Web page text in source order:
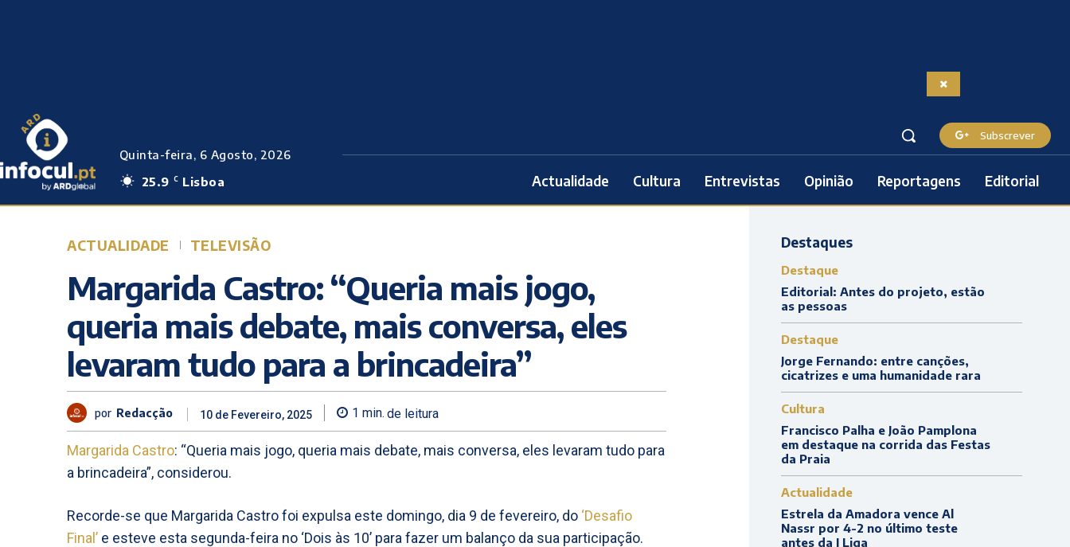
Quinta-feira, 6 Agosto, 2026
25.9 C Lisboa
Subscrever
Actualidade Cultura Entrevistas Opinião Reportagens Editorial
ACTUALIDADE TELEVISÃO
Margarida Castro: “Queria mais jogo,
queria mais debate, mais conversa, eles
levaram tudo para a brincadeira”
por Redacção 10 de Fevereiro, 2025 1 min. de leitura
Margarida Castro: “Queria mais jogo, queria mais debate, mais conversa, eles levaram tudo para
a brincadeira”, considerou.
Recorde-se que Margarida Castro foi expulsa este domingo, dia 9 de fevereiro, do ‘Desafio
Final’ e esteve esta segunda-feira no ‘Dois às 10’ para fazer um balanço da sua participação.
Destaques
Destaque
Editorial: Antes do projeto, estão
as pessoas
Destaque
Jorge Fernando: entre canções,
cicatrizes e uma humanidade rara
Cultura
Francisco Palha e João Pamplona
em destaque na corrida das Festas
da Praia
Actualidade
Estrela da Amadora vence Al
Nassr por 4-2 no último teste
antes da I Liga